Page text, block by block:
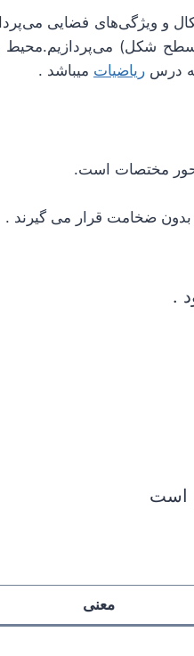
و ویژگی‌های فضایی
سطح شکل)
درس ریاضیات میباشد .
محور مختصات است.
ضخامت قرار می گیرند .
.
است
معنی